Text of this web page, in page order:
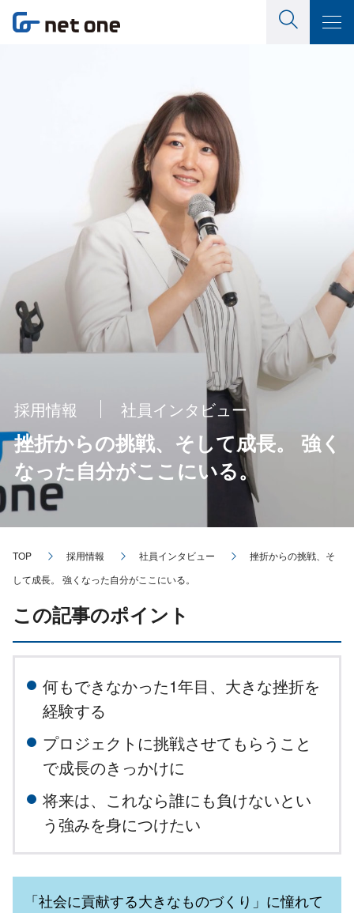
採用情報 社員インタビュー
挫折からの挑戦、そして成長。 強く
なった自分がここにいる。
TOP 採用情報 社員インタビュー
挫折からの挑戦、そ
して成長。 強くなった自分がここにいる。
この記事のポイント
何もできなかった1年目、大きな挫折を
経験する
プロジェクトに挑戦させてもらうこと
で成長のきっかけに
将来は、これなら誰にも負けないとい
う強みを身につけたい
「社会に貢献する大きなものづくり」に憧れて